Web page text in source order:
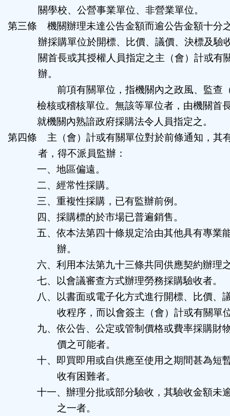
關學校、公營事業單位、非營業單位。
第三條 機關辦理未達公告金額而逾公告金額十分
辦採購單位於開標、比價、議價、決標及驗
關首長或其授權人員指定之主（會）計或有
辦。
前項有關單位，指機關內之政風、監查
檢核或稽核單位。無該等單位者，由機關首
就機關內熟諳政府採購法令人員指定之。
第四條
主（會）計或有關單位對於前條通知，其
者，得不派員監辦：
一、地區偏遠。
二、經常性採購。
三、重複性採購，已有監辦前例。
四、採購標的於市場已普遍銷售。
五、依本法第四十條規定洽由其他具有專業
辦。
六、利用本法第九十三條共同供應契約辦理
七、以會議審查方式辦理勞務採購驗收者。
八、以書面或電子化方式進行開標、比價、
收程序，而以會簽主（會）計或有關單
九、依公告、公定或管制價格或費率採購財
價之可能者。
十、即買即用或自供應至使用之期間甚為短
收有困難者。
十一、辦理分批或部分驗收，其驗收金額未
之一者。